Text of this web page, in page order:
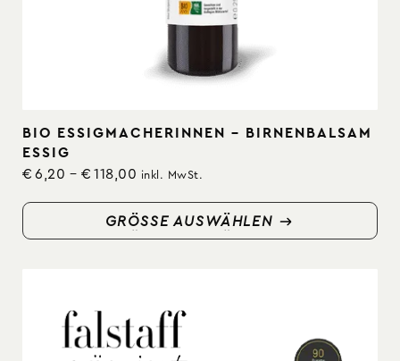
GRÖSSE AUSWÄHLEN
GRÖSSE AUSWÄHLEN
BIO ESSIGMACHERINNEN – BIRNENBALSAM
ESSIG
€ 6,20 – € 118,00 inkl. MwSt.